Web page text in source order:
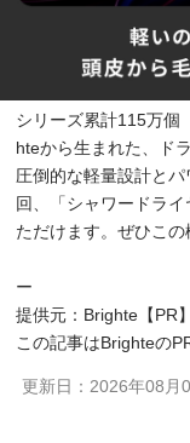
シリーズ累計115万個
hteから生まれた、ド
圧倒的な軽量設計と
回、「シャワードラ
ただけます。ぜひこの
ー
提供元：Brighte【PR】
この記事はBrighteの
更新日：2026年08月